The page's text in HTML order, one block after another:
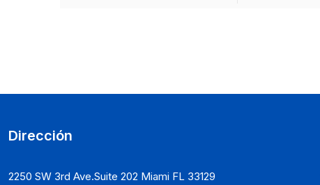
Dirección
2250 SW 3rd Ave.Suite 202 Miami FL 33129